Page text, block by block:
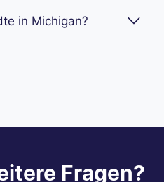
in Michigan?
Fragen?